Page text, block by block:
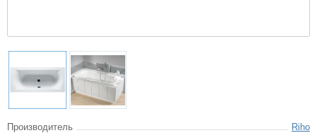
Производитель
Riho